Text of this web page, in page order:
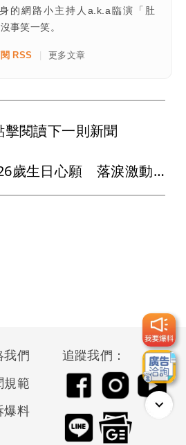
的網路小主持人a.k.a臨演「肚
事笑一笑。
RSS 更多文章
擊閱讀下一則新聞
OH YA DJ 木木許26歲生日心願 落淚激動喊：我要當女主角
我們
規範
爆料
追蹤我們：